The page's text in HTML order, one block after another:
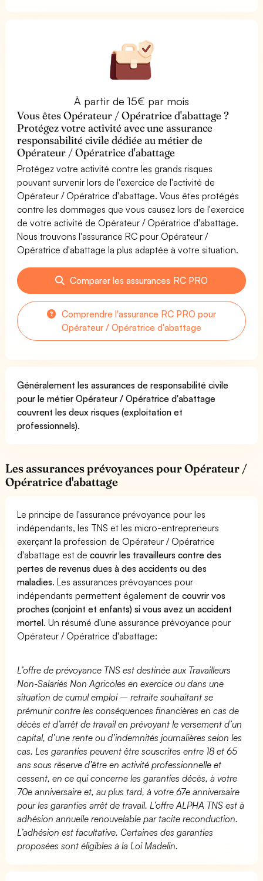
À partir de 15€ par mois
Vous êtes Opérateur / Opératrice d'abattage ?
Protégez votre activité avec une assurance
responsabilité civile dédiée au métier de
Opérateur / Opératrice d'abattage
Protégez votre activité contre les grands risques
pouvant survenir lors de l'exercice de l'activité de
Opérateur / Opératrice d'abattage. Vous êtes protégés
contre les dommages que vous causez lors de l'exercice
de votre activité de Opérateur / Opératrice d'abattage.
Nous trouvons l'assurance RC pour Opérateur /
Opératrice d'abattage la plus adaptée à votre situation.
Comparer les assurances RC PRO
Comprendre l'assurance RC PRO pour
Opérateur / Opératrice d'abattage
Généralement les assurances de responsabilité civile
pour le métier Opérateur / Opératrice d'abattage
couvrent les deux risques (exploitation et
professionnels).
Les assurances prévoyances pour Opérateur /
Opératrice d'abattage
Le principe de l'assurance prévoyance pour les
indépendants, les TNS et les micro-entrepreneurs
exerçant la profession de Opérateur / Opératrice
d'abattage est decouvrir les travailleurs contre des
pertes de revenus dues à des accidents ou des
maladies. Les assurances prévoyances pour
indépendants permettent également decouvrir vos
proches (conjoint et enfants) si vous avez un accident
mortel. Un résumé d'une assurance prévoyance pour
Opérateur / Opératrice d'abattage:
L’offre de prévoyance TNS est destinée aux Travailleurs
Non-Salariés Non Agricoles en exercice ou dans une
situation de cumul emploi – retraite souhaitant se
prémunir contre les conséquences financières en cas de
décès et d’arrêt de travail en prévoyant le versement d’un
capital, d’une rente ou d’indemnités journalières selon les
cas. Les garanties peuvent être souscrites entre 18 et 65
ans sous réserve d’être en activité professionnelle et
cessent, en ce qui concerne les garanties décès, à votre
70e anniversaire et, au plus tard, à votre 67e anniversaire
pour les garanties arrêt de travail. L’offre ALPHA TNS est à
adhésion annuelle renouvelable par tacite reconduction.
L’adhésion est facultative. Certaines des garanties
proposées sont éligibles à la Loi Madelin.